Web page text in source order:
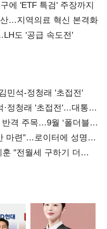
에 'ETF 특검' 주장까지
…지역의료 혁신 본격화
도 '공급 속도전'
민석-정청래 '초접전'
정청래 '초접전'…대통령
반격 주목…9월 ‘폴더블
마련”…로이터에 성명
"전월세 구하기 더